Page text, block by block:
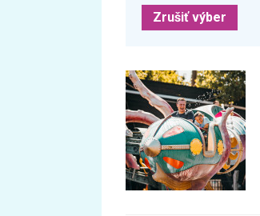
Zrušiť výber